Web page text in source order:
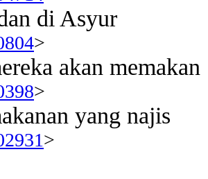
di Asyur
>
akan memakan
>
yang najis
>